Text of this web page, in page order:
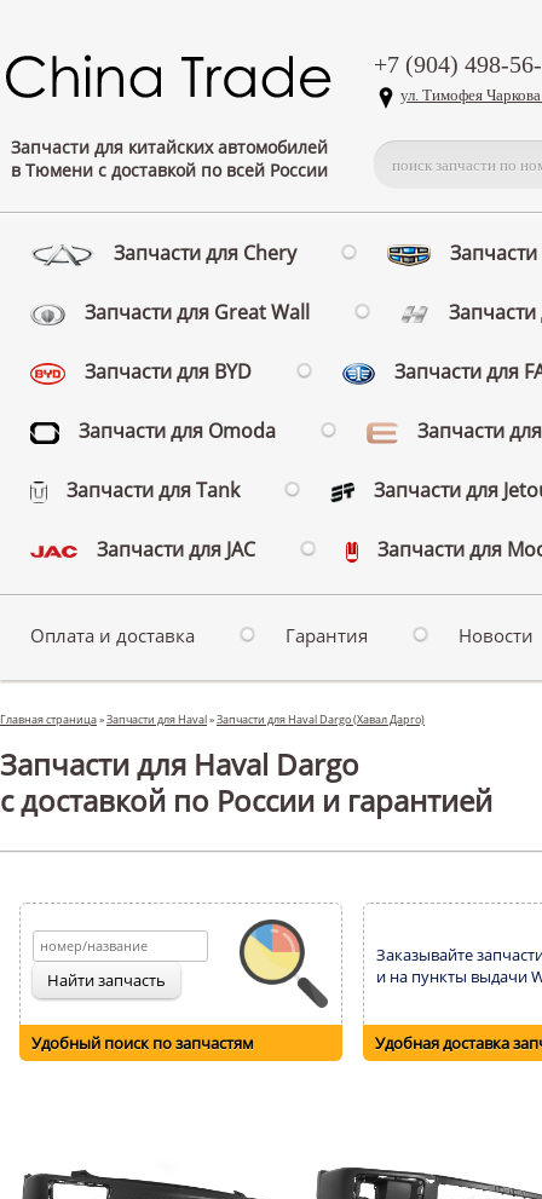
Запчасти для китайских автомобилей
в Тюмени с доставкой по всей России
+7 (904) 498-
ул. Тимофея
Запчасти для Chery
Запчасти для Great Wall
Запчасти для BYD Запчасти для
Запчасти для Omoda Запчасти
Запчасти для Tank Запчасти для
Запчасти для JAC Запчасти для
Оплата и доставка Гарантия Новости
Главная страница»Запчасти для Haval»Запчасти для Haval Dargo (Хавал Дарго)
Запчасти для Haval Dargo
с доставкой по России и гарантией
Удобный поиск по запчастям
Заказывайте
и на пункты выдачи
Удобная доставка